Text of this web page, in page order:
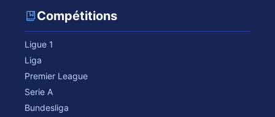
Compétitions
Ligue 1
Liga
Premier League
Serie A
Bundesliga